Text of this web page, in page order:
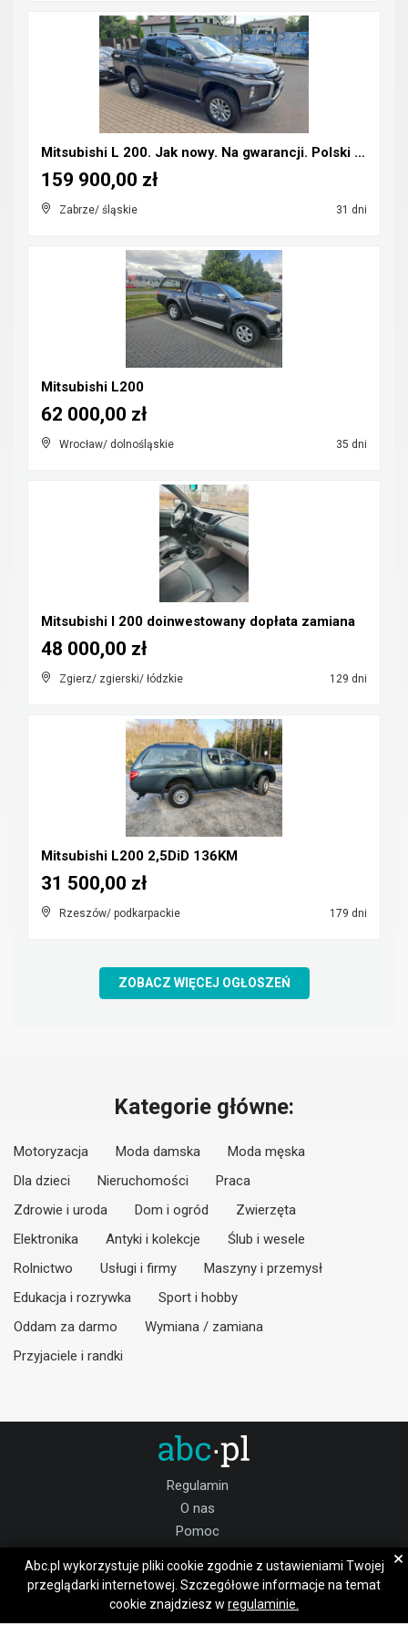
Mitsubishi L 200. Jak nowy. Na gwarancji. Polski s...
Zabrze/ śląskie 31 dni
159 900,00 zł
Mitsubishi L200
Wrocław/ dolnośląskie 35 dni
62 000,00 zł
Mitsubishi l 200 doinwestowany dopłata zamiana
Zgierz/ zgierski/ łódzkie 129 dni
48 000,00 zł
Mitsubishi L200 2,5DiD 136KM
Rzeszów/ podkarpackie 179 dni
31 500,00 zł
ZOBACZ WIĘCEJ OGŁOSZEŃ
Kategorie główne:
Motoryzacja Moda damska
Moda męska
Dla dzieci
Nieruchomości
Praca
Zdrowie i uroda
Dom i ogród
Zwierzęta
Elektronika
Antyki i kolekcje
Ślub i wesele
Rolnictwo
Usługi i firmy
Maszyny i przemysł
Edukacja i rozrywka
Sport i hobby
Oddam za darmo
Wymiana / zamiana
Przyjaciele i randki
Regulamin
O nas
Pomoc
Praca złotowski
Dołącz do nas:
Abc.pl wykorzystuje pliki cookie zgodnie z ustawieniami Twojej
przeglądarki internetowej. Szczegółowe informacje na temat
cookie znajdziesz w regulaminie.
×